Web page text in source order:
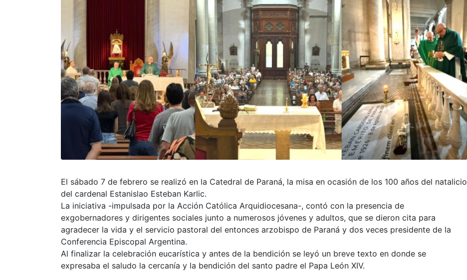
El sábado 7 de febrero se realizó en la Catedral de Paraná, la misa en ocasión de los 100 años del natalicio
del cardenal Estanislao Esteban Karlic.
La iniciativa -impulsada por la Acción Católica Arquidiocesana-, contó con la presencia de
exgobernadores y dirigentes sociales junto a numerosos jóvenes y adultos, que se dieron cita para
agradecer la vida y el servicio pastoral del entonces arzobispo de Paraná y dos veces presidente de la
Conferencia Episcopal Argentina.
Al finalizar la celebración eucarística y antes de la bendición se leyó un breve texto en donde se
expresaba el saludo la cercanía y la bendición del santo padre el Papa León XIV.